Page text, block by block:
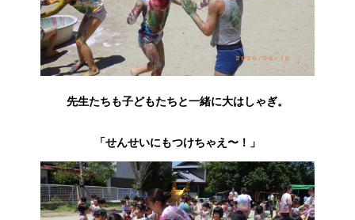
先生たちも子どもたちと一緒に大はしゃぎ。
「せんせいにもつけちゃえ〜！」